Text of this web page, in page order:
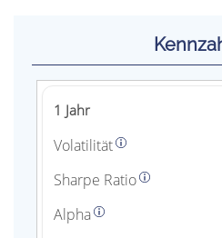
1 Jahr
Volatilität
Sharpe Ratio
Alpha